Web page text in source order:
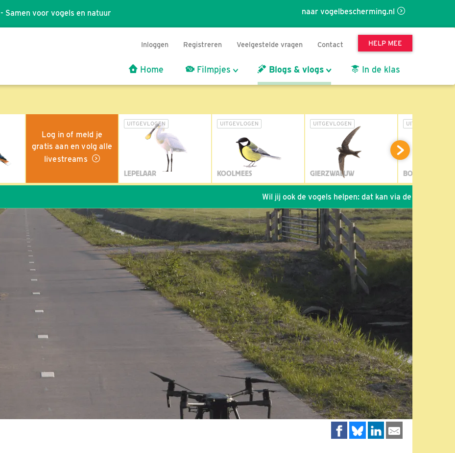
naar vogelbescherming.nl
- Samen voor vogels en natuur
Inloggen Registreren Veelgestelde vragen Contact HELP MEE
Home Filmpjes Blogs & vlogs In de klas
Log in of meld je
gratis aan en volg alle
livestreams
UITGEVLOGEN
LEPELAAR
UITGEVLOGEN
KOOLMEES
UITGEVLOGEN
GIERZWALUW
UITGEVLOGEN
BOSUIL
Wil jij ook de vogels helpen: dat kan via de link! *Seizoen